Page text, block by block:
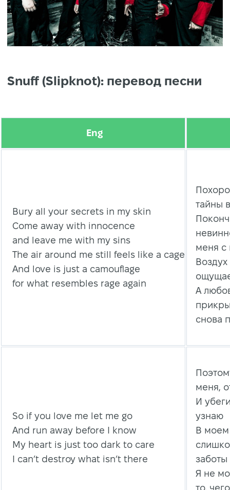
Snuff (Slipknot): перевод песни
Eng
Bury all your secrets in my skin
Come away with innocence
and leave me with my sins
The air around me still feels like a cage
And love is just a camouflage
for what resembles rage again
тайны
меня с
Воздух
А
снова
So if you love me let me go
And run away before I know
My heart is just too dark to care
I can’t destroy what isn’t there
меня,
И
узнаю
В
заботы
Я не
то,